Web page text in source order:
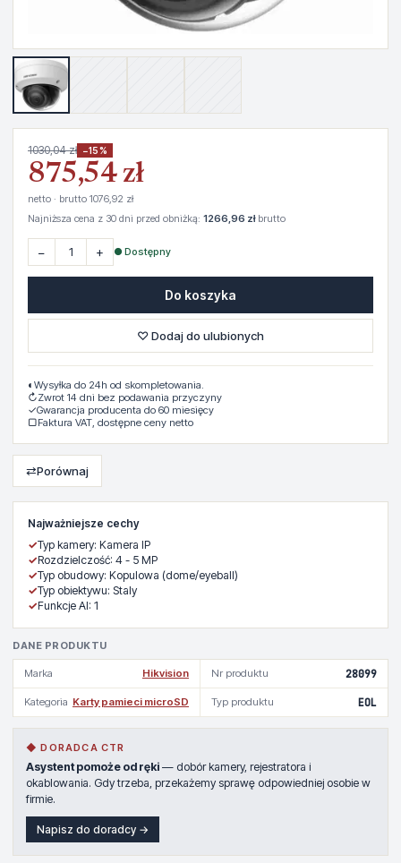
Najważniejsze cechy
✓Typ kamery: Kamera IP
✓Rozdzielczość: 4 - 5 MP
✓Typ obudowy: Kopulowa (dome/eyeball)
✓Typ obiektywu: Staly
✓Funkcje AI: 1
DANE PRODUKTU
Marka Hikvision Nr produktu 28099
Kategoria Karty pamieci microSD Typ produktu EOL
◆ DORADCA CTR
Asystent pomoże od ręki — dobór kamery, rejestratora i
okablowania. Gdy trzeba, przekażemy sprawę odpowiedniej osobie w
firmie.
Napisz do doradcy →
1030,04 zł −15%
875,54 zł
netto · brutto 1076,92 zł
Najniższa cena z 30 dni przed obniżką: 1266,96 złbrutto
− + ● Dostępny
Do koszyka
♡ Dodaj do ulubionych
◐ Wysyłka do 24h od skompletowania.
↻Zwrot 14 dni bez podawania przyczyny
✓Gwarancja producenta do 60 miesięcy
▢Faktura VAT, dostępne ceny netto
⇄Porównaj